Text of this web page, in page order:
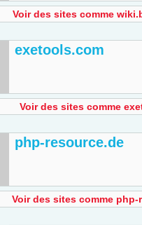
Voir des sites comme
exetools.com
Voir des sites comme
php-resource.de
Voir des sites comme php-